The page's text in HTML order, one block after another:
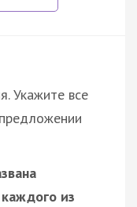
Укажите все
из